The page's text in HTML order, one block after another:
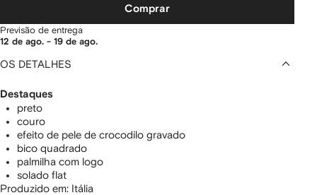
Comprar
Previsão de entrega
12 de ago. - 19 de ago.
OS DETALHES
Destaques
preto
couro
efeito de pele de crocodilo gravado
bico quadrado
palmilha com logo
solado flat
Produzido em: Itália